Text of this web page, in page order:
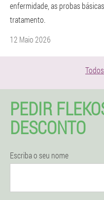
enfermidade, as probas
tratamento.
12 Maio 2026
PEDIR
DESCONTO
Escriba o seu nome